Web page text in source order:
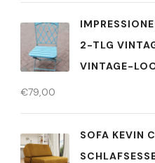
2-TLG
VINTAGE-
€79,00
SOFA KEVIN